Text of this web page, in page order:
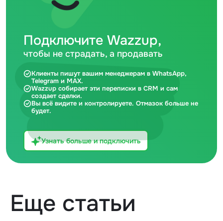
Подключите Wazzup,
чтобы не страдать, а продавать
Клиенты пишут вашим менеджерам в WhatsApp,
Telegram и MAX.
Wazzup собирает эти переписки в CRM и сам
создает сделки.
Вы всё видите и контролируете. Отмазок больше не
будет.
Узнать больше и подключить
Еще статьи